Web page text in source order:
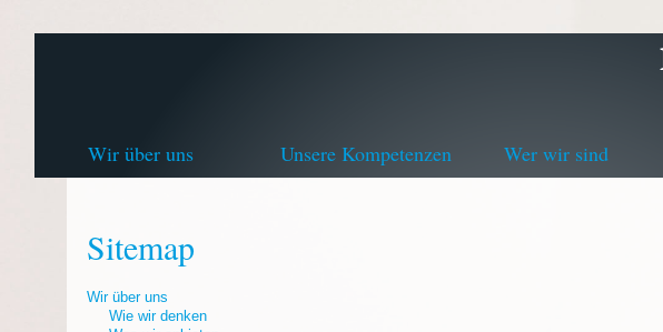
Wir über uns Unsere Kompetenzen Wer wir sind
Sitemap
Wir über uns
Wie wir denken